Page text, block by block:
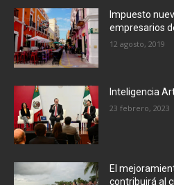
Impuesto
empresarios
12 agosto, 2019
Inteligencia
23 febrero, 2023
El
contribuirá al